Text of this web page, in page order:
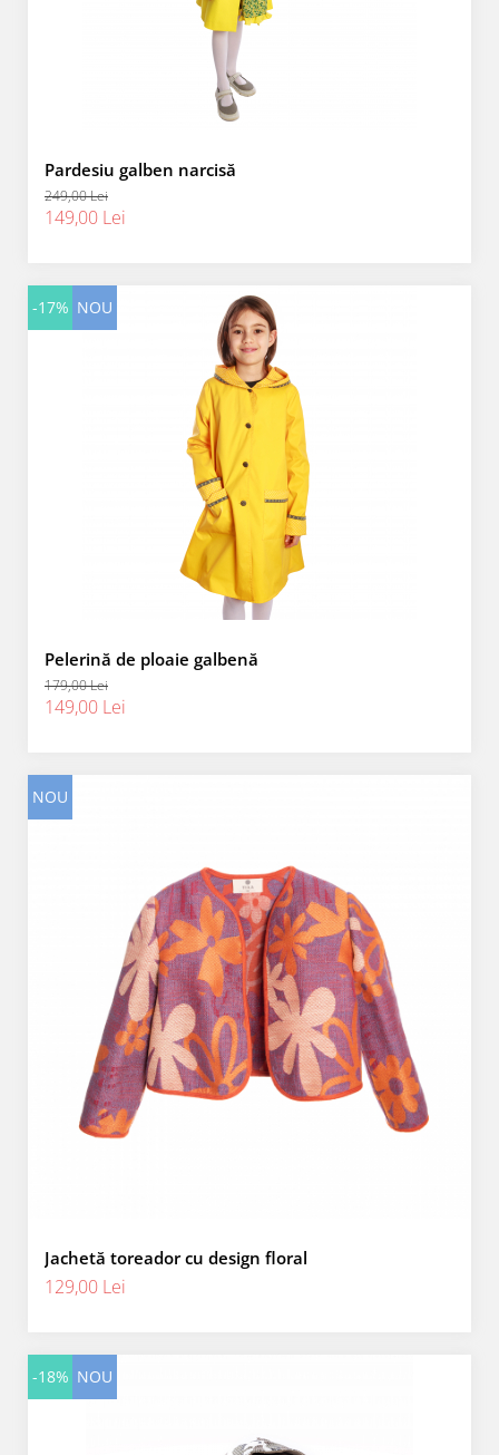
Pardesiu galben narcisă
249,00 Lei
149,00 Lei
-17% NOU
Pelerină de ploaie galbenă
179,00 Lei
149,00 Lei
NOU
Jachetă toreador cu design floral
129,00 Lei
-18% NOU